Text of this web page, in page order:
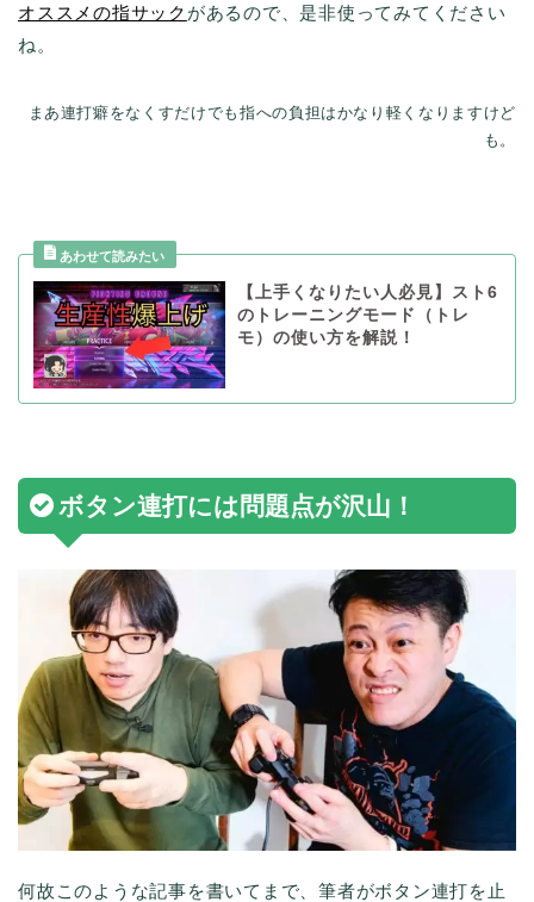
オススメの指サック があるので、是非使ってみてください
ね。
まあ連打癖をなくすだけでも指への負担はかなり軽くなりますけど
も。
【上手くなりたい人必見】スト6
のトレーニングモード（トレ
モ）の使い方を解説！
ボタン連打には問題点が沢山！
何故このような記事を書いてまで、筆者がボタン連打を止